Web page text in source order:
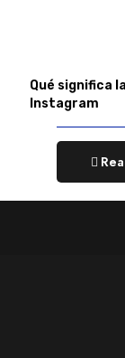
Qué significa
Instagram